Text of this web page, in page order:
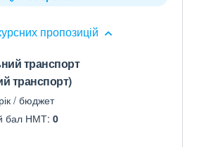
пропозицій
транспорт
транспорт)
/ бюджет
бал НМТ: 0